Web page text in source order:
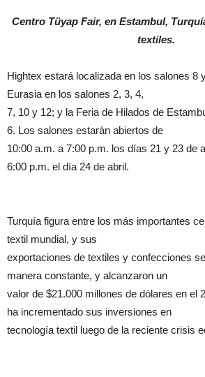
Centro Tüyap Fair, en Estambul,
textiles.
Hightex estará localizada en los salones 8
Eurasia en los salones 2, 3, 4,
7, 10 y 12; y la Feria de Hilados de
6. Los salones estarán abiertos de
10:00 a.m. a 7:00 p.m. los días 21 y 23 de
6:00 p.m. el día 24 de abril.
Turquía figura entre los más importantes
textil mundial, y sus
exportaciones de textiles y confecciones
manera constante, y alcanzaron un
valor de $21.000 millones de dólares en el
ha incrementado sus inversiones en
tecnología textil luego de la reciente crisis